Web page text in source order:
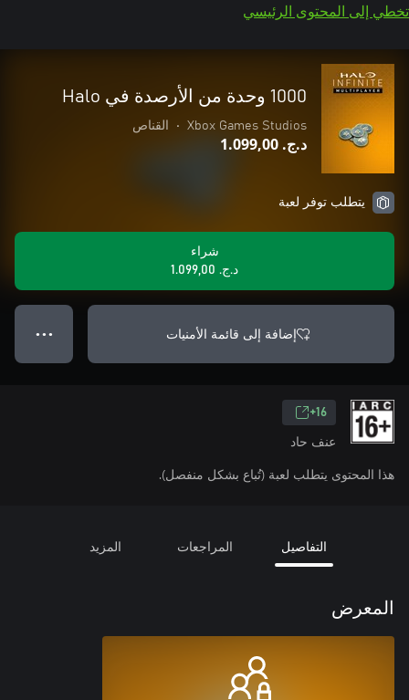
تخطي إلى المحتوى الرئيسي
1000 وحدة من الأرصدة في Halo
Xbox Games Studios
• القناص
د.ج.‏ 1.099,00
يتطلب توفر لعبة
شراء
د.ج.‏ 1.099,00
إضافة إلى قائمة الأمنيات ● ● ●
16+
عنف حاد
هذا المحتوى يتطلب لعبة (تُباع بشكل منفصل).
التفاصيل المراجعات المزيد
المعرض